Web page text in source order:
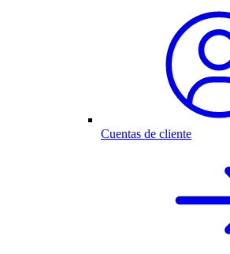
Cuentas de cliente